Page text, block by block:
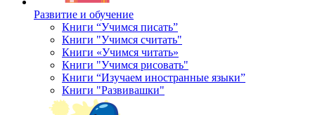
Развитие и обучение
Книги “Учимся писать”
Книги "Учимся считать"
Книги «Учимся читать»
Книги "Учимся рисовать"
Книги “Изучаем иностранные языки”
Книги "Развивашки"